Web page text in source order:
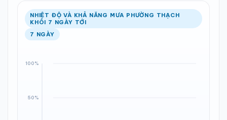
NHIỆT ĐỘ VÀ KHẢ NĂNG MƯA PHƯỜNG THẠCH
KHÔI 7 NGÀY TỚI
7 NGÀY